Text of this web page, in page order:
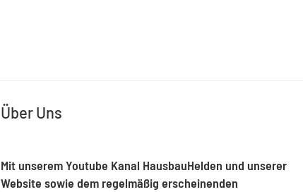
Über Uns
Mit unserem Youtube Kanal HausbauHelden und unserer
Website sowie dem regelmäßig erscheinenden